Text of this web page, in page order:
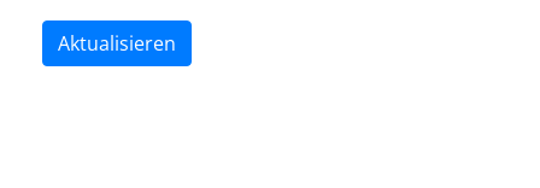
Aktualisieren